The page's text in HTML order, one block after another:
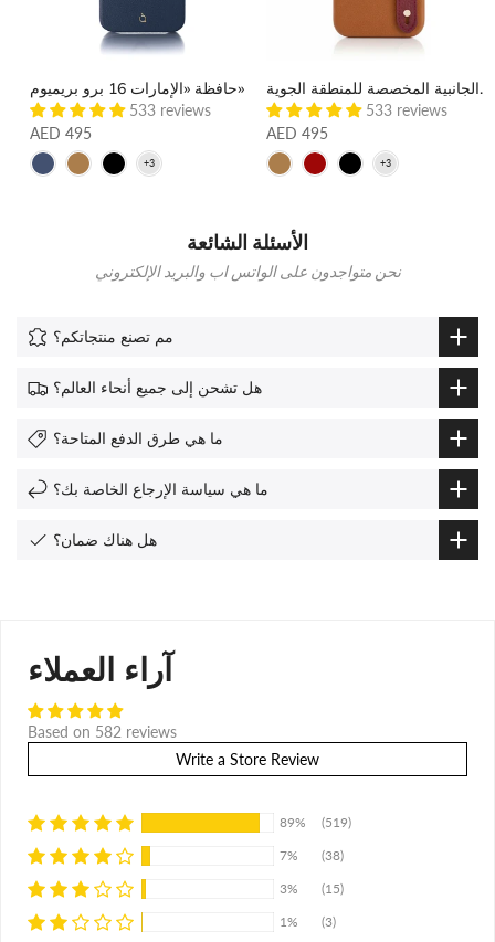
حافظة «الإمارات 16 برو بريميوم»
533 reviews
AED 495
حقيبة «قطر 17» ذات الأشرطة الجانبية المخصصة للمنطقة الجوية
533 reviews
AED 495
الأسئلة الشائعة
نحن متواجدون على الواتس اب والبريد الإلكتروني
مم تصنع منتجاتكم؟
هل تشحن إلى جميع أنحاء العالم؟
ما هي طرق الدفع المتاحة؟
ما هي سياسة الإرجاع الخاصة بك؟
هل هناك ضمان؟
آراء العملاء
Based on 582 reviews
Write a Store Review
89%
(519)
7%
(38)
3%
(15)
1%
(3)